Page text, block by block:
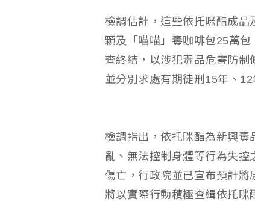
檢調估計，這些依托咪酯成
顆及「喵喵」毒咖啡包25萬
查終結，以涉犯毒品危害防制
並分別求處有期徒刑15年、12
檢調指出，依托咪酯為新興毒
亂、無法控制身體等行為失
傷亡，行政院並已宣布預計將
將以實際行動積極查緝依托咪